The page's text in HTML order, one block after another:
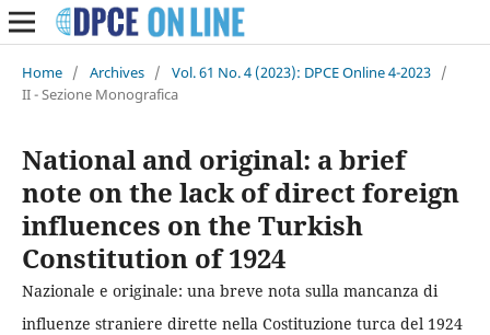
Home / Archives / Vol. 61 No. 4 (2023): DPCE Online 4-2023 /
II - Sezione Monografica
National and original: a brief
note on the lack of direct foreign
influences on the Turkish
Constitution of 1924
Nazionale e originale: una breve nota sulla mancanza di
influenze straniere dirette nella Costituzione turca del 1924